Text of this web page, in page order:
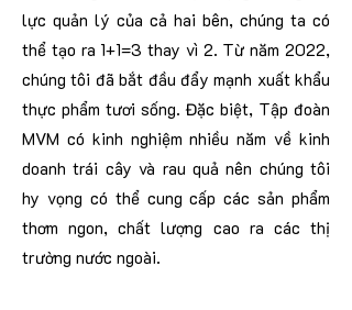
lực quản lý của cả hai bên, chúng ta có
thể tạo ra 1+1=3 thay vì 2. Từ năm 2022,
chúng tôi đã bắt đầu đẩy mạnh xuất khẩu
thực phẩm tươi sống. Đặc biệt, Tập đoàn
MVM có kinh nghiệm nhiều năm về kinh
doanh trái cây và rau quả nên chúng tôi
hy vọng có thể cung cấp các sản phẩm
thơm ngon, chất lượng cao ra các thị
trường nước ngoài.